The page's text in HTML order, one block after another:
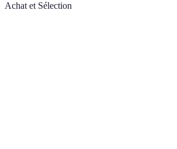
Achat et Sélection